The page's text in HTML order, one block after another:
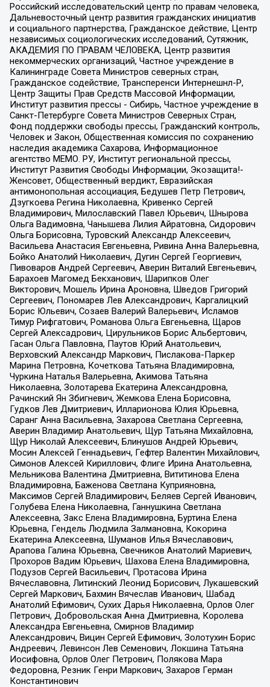
Российский исследовательский центр по правам человека,
Дальневосточный центр развития гражданских инициатив
и социального партнерства, Гражданское действие, Центр
независимых социологических исследований, Сутяжник,
АКАДЕМИЯ ПО ПРАВАМ ЧЕЛОВЕКА, Центр развития
некоммерческих организаций, Частное учреждение в
Калининграде Совета Министров северных стран,
Гражданское содействие, Трансперенси Интернешнл-Р,
Центр Защиты Прав Средств Массовой Информации,
Институт развития прессы - Сибирь, Частное учреждение в
Санкт-Петербурге Совета Министров Северных Стран,
Фонд поддержки свободы прессы, Гражданский контроль,
Человек и Закон, Общественная комиссия по сохранению
наследия академика Сахарова, Информационное
агентство МЕМО. РУ, Институт региональной прессы,
Институт Развития Свободы Информации, Экозащита!-
Женсовет, Общественный вердикт, Евразийская
антимонопольная ассоциация, Бедушев Петр Петрович,
Дзугкоева Регина Николаевна, Кривенко Сергей
Владимирович, Милославский Павел Юрьевич, Шнырова
Ольга Вадимовна, Чанышева Лилия Айратовна, Сидорович
Ольга Борисовна, Туровский Александр Алексеевич,
Васильева Анастасия Евгеньевна, Ривина Анна Валерьевна,
Бойко Анатолий Николаевич, Дугин Сергей Георгиевич,
Пивоваров Андрей Сергеевич, Аверин Виталий Евгеньевич,
Барахоев Магомед Бекханович, Шарипков Олег
Викторович, Мошель Ирина Ароновна, Шведов Григорий
Сергеевич, Пономарев Лев Александрович, Каргалицкий
Борис Юльевич, Созаев Валерий Валерьевич, Исламов
Тимур Рифгатович, Романова Ольга Евгеньевна, Щаров
Сергей Алексадрович, Цирульников Борис Альбертович,
Гасан Ольга Павловна, Паутов Юрий Анатольевич,
Верховский Александр Маркович, Пислакова-Паркер
Марина Петровна, Кочеткова Татьяна Владимировна,
Чуркина Наталья Валерьевна, Акимова Татьяна
Николаевна, Золотарева Екатерина Александровна,
Рачинский Ян Збигневич, Жемкова Елена Борисовна,
Гудков Лев Дмитриевич, Илларионова Юлия Юрьевна,
Саранг Анна Васильевна, Захарова Светлана Сергеевна,
Аверин Владимир Анатольевич, Щур Татьяна Михайловна,
Щур Николай Алексеевич, Блинушов Андрей Юрьевич,
Мосин Алексей Геннадьевич, Гефтер Валентин Михайлович,
Симонов Алексей Кириллович, Флиге Ирина Анатольевна,
Мельникова Валентина Дмитриевна, Вититинова Елена
Владимировна, Баженова Светлана Куприяновна,
Максимов Сергей Владимирович, Беляев Сергей Иванович,
Голубева Елена Николаевна, Ганнушкина Светлана
Алексеевна, Закс Елена Владимировна, Буртина Елена
Юрьевна, Гендель Людмила Залмановна, Кокорина
Екатерина Алексеевна, Шуманов Илья Вячеславович,
Арапова Галина Юрьевна, Свечников Анатолий Мариевич,
Прохоров Вадим Юрьевич, Шахова Елена Владимировна,
Подузов Сергей Васильевич, Протасова Ирина
Вячеславовна, Литинский Леонид Борисович, Лукашевский
Сергей Маркович, Бахмин Вячеслав Иванович, Шабад
Анатолий Ефимович, Сухих Дарья Николаевна, Орлов Олег
Петрович, Добровольская Анна Дмитриевна, Королева
Александра Евгеньевна, Смирнов Владимир
Александрович, Вицин Сергей Ефимович, Золотухин Борис
Андреевич, Левинсон Лев Семенович, Локшина Татьяна
Иосифовна, Орлов Олег Петрович, Полякова Мара
Федоровна, Резник Генри Маркович, Захаров Герман
Константинович